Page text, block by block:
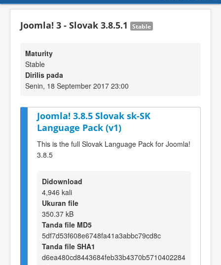
Joomla! 3 - Slovak 3.8.5.1 Stable
Maturity
Stable
Dirilis pada
Senin, 18 September 2017 23:00
Joomla! 3.8.5 Slovak sk-SK
Language Pack (v1)
This is the full Slovak Language Pack for Joomla!
3.8.5
Didownload
4,946 kali
Ukuran file
350.37 kB
Tanda file MD5
5df7d53f608e6748fa41a3abbc79cd8c
Tanda file SHA1
d6ea480cd8443684feb33b4370b5710402284